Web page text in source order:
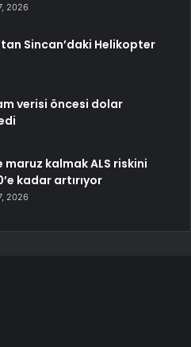
2026
Sincan’daki Helikopter
verisi öncesi dolar
maruz kalmak ALS riskini
kadar artırıyor
2026